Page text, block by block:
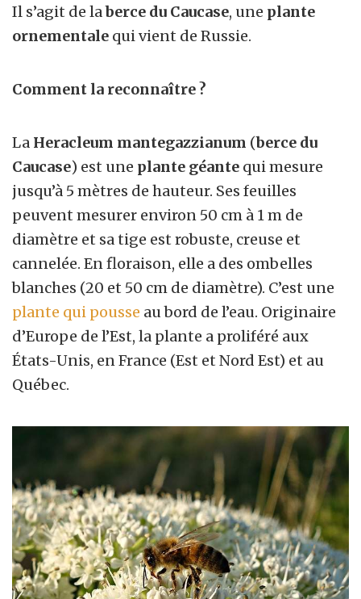
Il s’agit de laberce du Caucase, une plante
ornementale qui vient de Russie.
Comment la reconnaître ?
La Heracleum mantegazzianum (berce du
Caucase) est une plante géante qui mesure
jusqu’à 5 mètres de hauteur. Ses feuilles
peuvent mesurer environ 50 cm à 1 m de
diamètre et sa tige est robuste, creuse et
cannelée. En floraison, elle a des ombelles
blanches (20 et 50 cm de diamètre). C’est une
plante qui pousse au bord de l’eau. Originaire
d’Europe de l’Est, la plante a proliféré aux
États-Unis, en France (Est et Nord Est) et au
Québec.